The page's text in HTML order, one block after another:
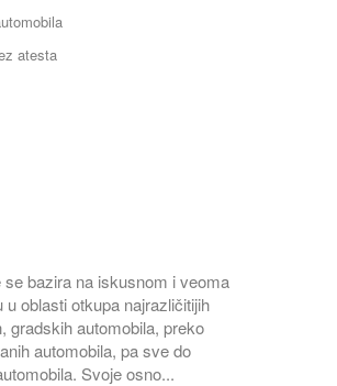
atesta
bazira na iskusnom i veoma
oblasti otkupa najrazličitijih
gradskih automobila, preko
automobila, pa sve do
Svoje osno...